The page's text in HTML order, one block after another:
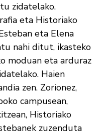
zidatelako.
eta Historiako
eta Elena
nahi ditut, ikasteko
moduan eta arduraz
Haien
zen. Zorionez,
campusean,
Historiako
zuzenduta